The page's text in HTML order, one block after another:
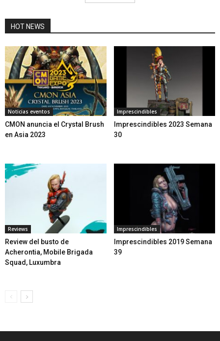
HOT NEWS
Noticias eventos
CMON anuncia el Crystal Brush
en Asia 2023
Imprescindibles
Imprescindibles 2023 Semana
30
Reviews
Review del busto de
Acherontia, Mobile Brigada
Squad, Luxumbra
Imprescindibles
Imprescindibles 2019 Semana
39